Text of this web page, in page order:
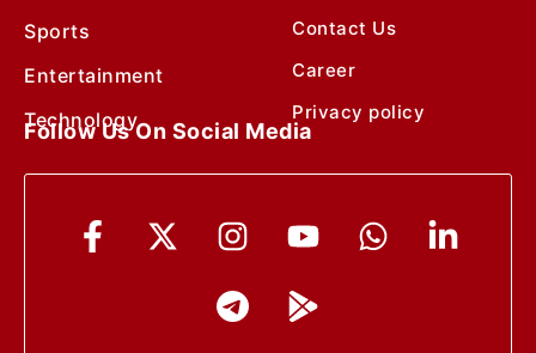
Sports
Entertainment
Technology
Contact Us
Career
Privacy policy
Follow Us On Social Media